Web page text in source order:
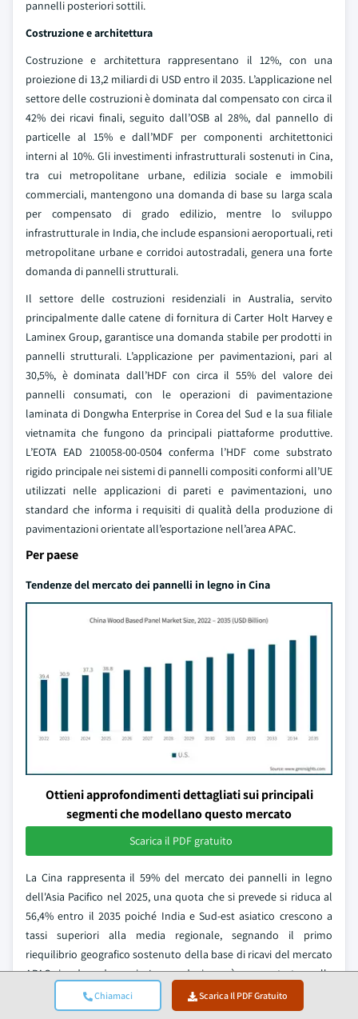
Chiamaci Scarica Il PDF Gratuito
pannelli posteriori sottili.
Costruzione e architettura
Costruzione e architettura rappresentano il 12%, con una
proiezione di 13,2 miliardi di USD entro il 2035. L’applicazione nel
settore delle costruzioni è dominata dal compensato con circa il
42% dei ricavi finali, seguito dall’OSB al 28%, dal pannello di
particelle al 15% e dall’MDF per componenti architettonici
interni al 10%. Gli investimenti infrastrutturali sostenuti in Cina,
tra cui metropolitane urbane, edilizia sociale e immobili
commerciali, mantengono una domanda di base su larga scala
per compensato di grado edilizio, mentre lo sviluppo
infrastrutturale in India, che include espansioni aeroportuali, reti
metropolitane urbane e corridoi autostradali, genera una forte
domanda di pannelli strutturali.
Il settore delle costruzioni residenziali in Australia, servito
principalmente dalle catene di fornitura di Carter Holt Harvey e
Laminex Group, garantisce una domanda stabile per prodotti in
pannelli strutturali. L’applicazione per pavimentazioni, pari al
30,5%, è dominata dall’HDF con circa il 55% del valore dei
pannelli consumati, con le operazioni di pavimentazione
laminata di Dongwha Enterprise in Corea del Sud e la sua filiale
vietnamita che fungono da principali piattaforme produttive.
L’EOTA EAD 210058-00-0504 conferma l’HDF come substrato
rigido principale nei sistemi di pannelli compositi conformi all’UE
utilizzati nelle applicazioni di pareti e pavimentazioni, uno
standard che informa i requisiti di qualità della produzione di
pavimentazioni orientate all’esportazione nell’area APAC.
Per paese
Tendenze del mercato dei pannelli in legno in Cina
Ottieni approfondimenti dettagliati sui principali
segmenti che modellano questo mercato
Scarica il PDF gratuito
La Cina rappresenta il 59% del mercato dei pannelli in legno
dell'Asia Pacifico nel 2025, una quota che si prevede si riduca al
56,4% entro il 2035 poiché India e Sud-est asiatico crescono a
tassi superiori alla media regionale, segnando il primo
riequilibrio geografico sostenuto della base di ricavi del mercato
APAC in due decenni. La produzione è concentrata nelle
province di Shandong, Guangxi, Fujian e Guangdong, dove
migliaia di produttori indipendenti di compensato, MDF e